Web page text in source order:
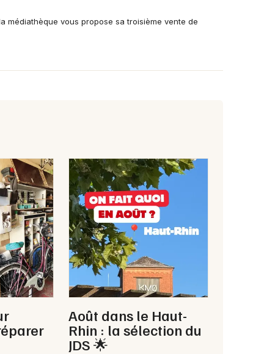
la médiathèque vous propose sa troisième vente de
Août dans le Haut-
Rhin : la sélection du
JDS 🌟